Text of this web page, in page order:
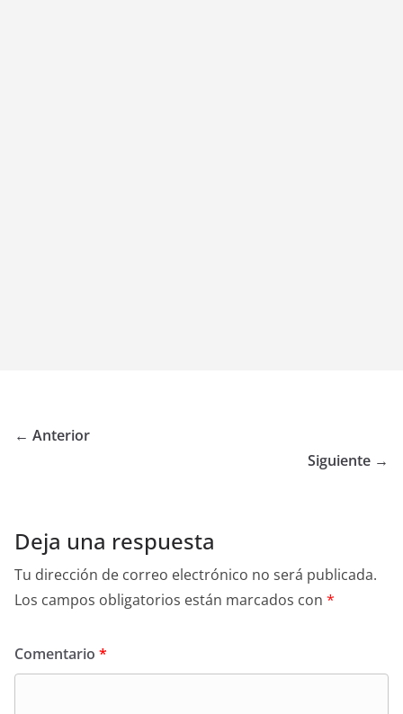
← Anterior
Siguiente →
Deja una respuesta
Tu dirección de correo electrónico no será publicada.
Los campos obligatorios están marcados con *
Comentario *